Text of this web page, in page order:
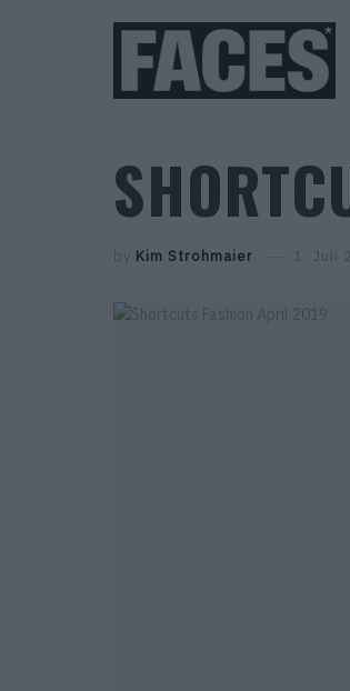
by Kim Strohmaier 1. Juli